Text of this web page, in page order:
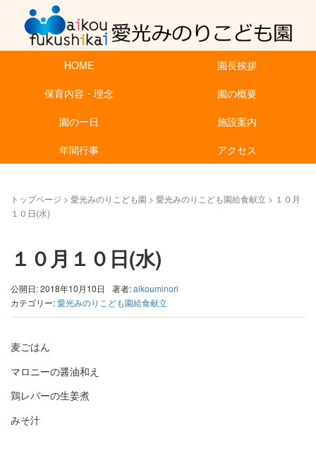
HOME
園長挨拶
保育内容・理念
園の概要
園の一日
施設案内
年間行事
アクセス
トップページ > 愛光みのりこども園 > 愛光みのりこども園給食献立 > １０月
１０日(水)
１０月１０日(水)
公開日: 2018年10月10日 著者:aikouminori
カテゴリー:愛光みのりこども園給食献立
麦ごはん
マロニーの醤油和え
鶏レバーの生姜煮
みそ汁